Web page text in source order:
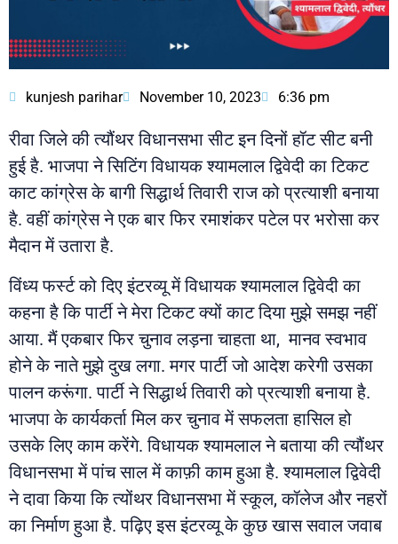
kunjesh parihar November 10, 2023 6:36 pm
रीवा जिले की त्यौंथर विधानसभा सीट इन दिनों हॉट सीट बनी
हुई है. भाजपा ने सिटिंग विधायक श्यामलाल द्विवेदी का टिकट
काट कांग्रेस के बागी सिद्धार्थ तिवारी राज को प्रत्याशी बनाया
है. वहीं कांग्रेस ने एक बार फिर रमाशंकर पटेल पर भरोसा कर
मैदान में उतारा है.
विंध्य फर्स्ट को दिए इंटरव्यू में विधायक श्यामलाल द्विवेदी का
कहना है कि पार्टी ने मेरा टिकट क्यों काट दिया मुझे समझ नहीं
आया. मैं एकबार फिर चुनाव लड़ना चाहता था, मानव स्वभाव
होने के नाते मुझे दुख लगा. मगर पार्टी जो आदेश करेगी उसका
पालन करूंगा. पार्टी ने सिद्धार्थ तिवारी को प्रत्याशी बनाया है.
भाजपा के कार्यकर्ता मिल कर चुनाव में सफलता हासिल हो
उसके लिए काम करेंगे. विधायक श्यामलाल ने बताया की त्यौंथर
विधानसभा में पांच साल में काफ़ी काम हुआ है. श्यामलाल द्विवेदी
ने दावा किया कि त्योंथर विधानसभा में स्कूल, कॉलेज और नहरों
का निर्माण हुआ है. पढ़िए इस इंटरव्यू के कुछ खास सवाल जवाब